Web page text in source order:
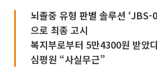
뇌졸중 유형 판별 솔루션
으로 최종 고시
복지부로부터 5만4300원 받
심평원 “사실무근”